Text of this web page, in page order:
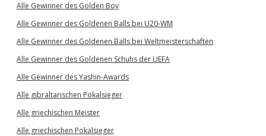
Alle Gewinner des Golden Boy
Alle Gewinner des Goldenen Balls bei U20-WM
Alle Gewinner des Goldenen Balls bei Weltmeisterschaften
Alle Gewinner des Goldenen Schuhs der UEFA
Alle Gewinner des Yashin-Awards
Alle gibraltarischen Pokalsieger
Alle griechischen Meister
Alle griechischen Pokalsieger